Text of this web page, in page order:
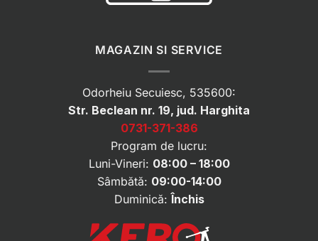
MAGAZIN SI SERVICE
Odorheiu Secuiesc, 535600:
Str. Beclean nr. 19, jud. Harghita
0731-371-386
Program de lucru:
Luni-Vineri: 08:00 – 18:00
Sâmbătă: 09:00-14:00
Duminică: Închis